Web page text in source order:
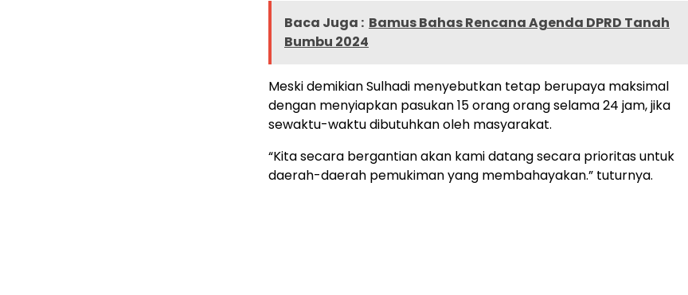
Baca Juga : Bamus Bahas Rencana Agenda DPRD Tanah
Bumbu 2024
Meski demikian Sulhadi menyebutkan tetap berupaya maksimal
dengan menyiapkan pasukan 15 orang orang selama 24 jam, jika
sewaktu-waktu dibutuhkan oleh masyarakat.
“Kita secara bergantian akan kami datang secara prioritas untuk
daerah-daerah pemukiman yang membahayakan.” tuturnya.